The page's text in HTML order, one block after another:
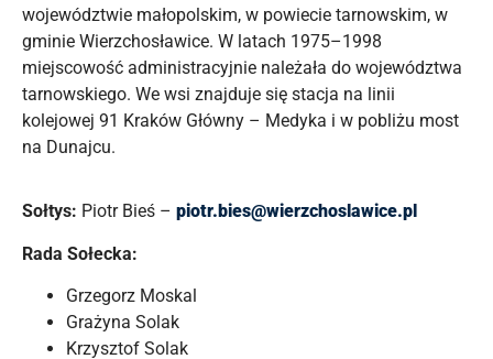
województwie małopolskim, w powiecie tarnowskim, w
gminie Wierzchosławice. W latach 1975–1998
miejscowość administracyjnie należała do województwa
tarnowskiego. We wsi znajduje się stacja na linii
kolejowej 91 Kraków Główny – Medyka i w pobliżu most
na Dunajcu.
Sołtys: Piotr Bieś – piotr.bies@wierzchoslawice.pl
Rada Sołecka:
Grzegorz Moskal
Grażyna Solak
Krzysztof Solak